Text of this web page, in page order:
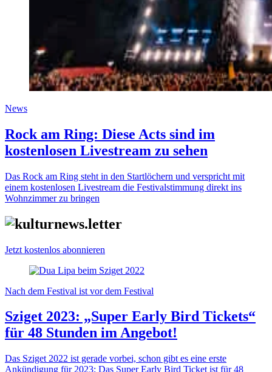
News
Rock am Ring: Diese Acts sind im
kostenlosen Livestream zu sehen
Das Rock am Ring steht in den Startlöchern und verspricht mit
einem kostenlosen Livestream die Festivalstimmung direkt ins
Wohnzimmer zu bringen
Jetzt kostenlos abonnieren
Nach dem Festival ist vor dem Festival
Sziget 2023: „Super Early Bird Tickets“
für 48 Stunden im Angebot!
Das Sziget 2022 ist gerade vorbei, schon gibt es eine erste
Ankündigung für 2023: Das Super Early Bird Ticket ist für 48